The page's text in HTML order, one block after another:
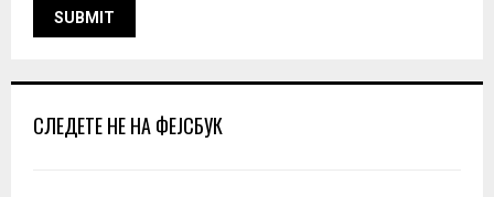
СЛЕДЕТЕ НЕ НА ФЕЈСБУК